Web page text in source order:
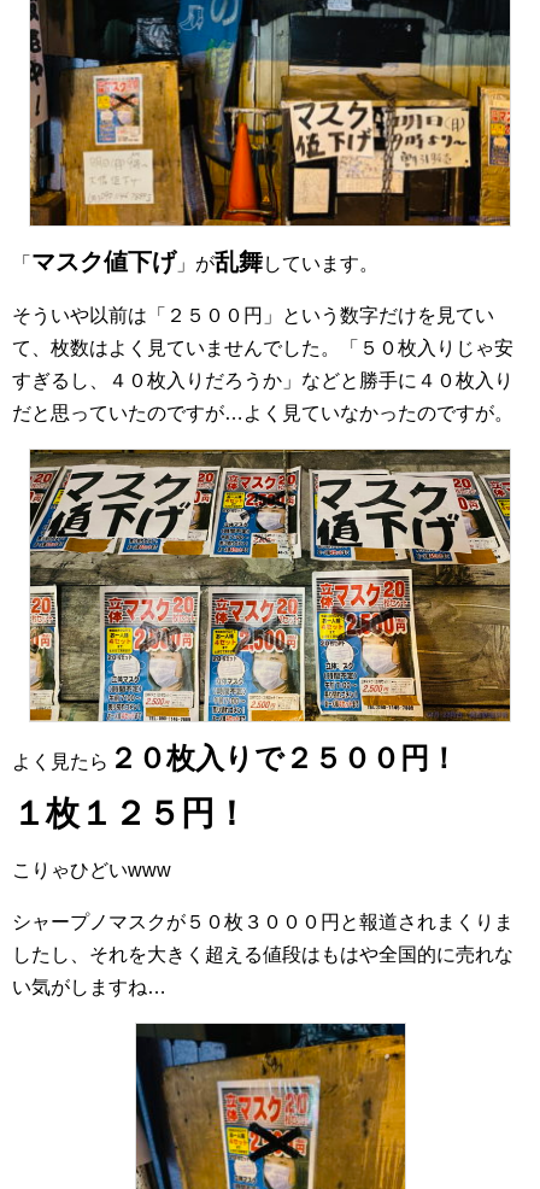
「 マスク値下げ 」が乱舞しています。
そういや以前は「２５００円」という数字だけを見てい
て、枚数はよく見ていませんでした。「５０枚入りじゃ安
すぎるし、４０枚入りだろうか」などと勝手に４０枚入り
だと思っていたのですが…よく見ていなかったのですが。
よく見たら ２０枚入りで２５００円！
１枚１２５円！
こりゃひどいwww
シャープノマスクが５０枚３０００円と報道されまくりま
したし、それを大きく超える値段はもはや全国的に売れな
い気がしますね…